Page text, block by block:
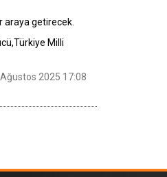
araya getirecek.
Milli
2025 17:08